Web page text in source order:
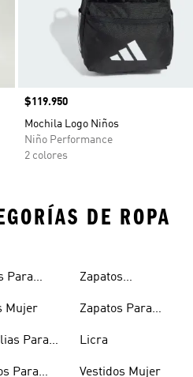
Precio
$119.950
Mochila Logo Niños
Niño Performance
2 colores
DE ROPA
Para
Mujer
Para
Para
Zapatos
Zapatos Para
Licra
Vestidos Mujer